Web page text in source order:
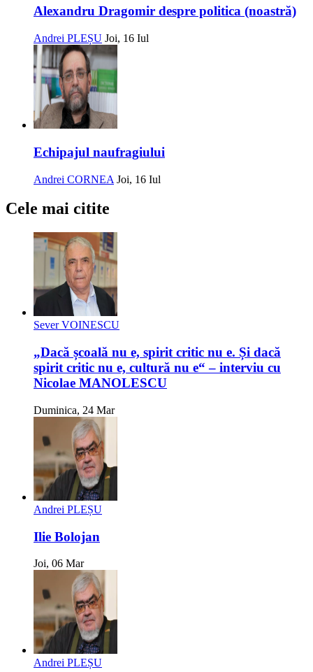
Alexandru Dragomir despre politica (noastră)
Andrei PLEȘU Joi, 16 Iul
Echipajul naufragiului
Andrei CORNEA Joi, 16 Iul
Cele mai citite
Sever VOINESCU
„Dacă școală nu e, spirit critic nu e. Și dacă
spirit critic nu e, cultură nu e“ – interviu cu
Nicolae MANOLESCU
Duminica, 24 Mar
Andrei PLEȘU
Ilie Bolojan
Joi, 06 Mar
Andrei PLEȘU